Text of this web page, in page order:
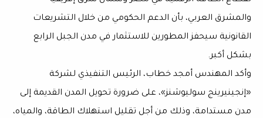
والمشرق العربي، بأن الدعم الحكومي من خلال التشريعات
القانونية سيحفز المطورين للاستثمار في مدن الجبل الرابع
بشكل أكبر.
وأكد المهندس أمجد خطاب، الرئيس التنفيذي لشركة
«إنجينيرينج سوليوشنز»، على ضرورة تحويل المدن القديمة إلى
مدن مستدامة، وذلك من أجل تقليل استهلاك الطاقة، والمياه،